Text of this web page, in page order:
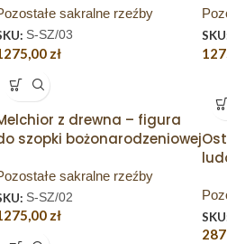
sakralne rzeźby
S-SZ/03
zł
z drewna – figura
szopki bożonarodzeniowej
sakralne rzeźby
S-SZ/02
zł